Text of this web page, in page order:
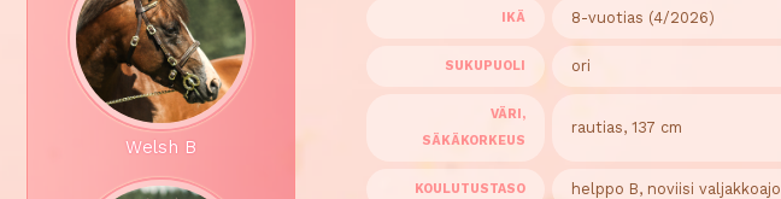
Welsh B
IKÄ 8-vuotias (4/2026)
SUKUPUOLI ori
VÄRI,
SÄKÄKORKEUS
rautias, 137 cm
KOULUTUSTASO helppo B, noviisi valjakkoajo